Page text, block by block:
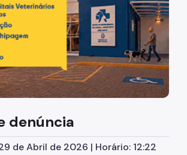
do Idoso
denúncia
de Abril de 2026 | Horário: 12:22